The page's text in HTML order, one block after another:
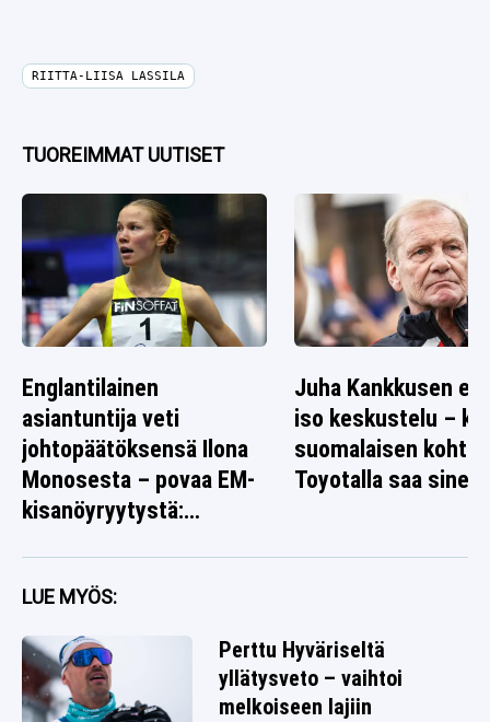
RIITTA-LIISA LASSILA
TUOREIMMAT UUTISET
Englantilainen
asiantuntija veti
johtopäätöksensä Ilona
Monosesta – povaa EM-
kisanöyryytystä:
Juha Kankkusen
iso keskustelu –
suomalaisen
Toyotalla saa
LUE MYÖS:
Perttu Hyväriseltä
yllätysveto – vaihtoi
melkoiseen lajiin